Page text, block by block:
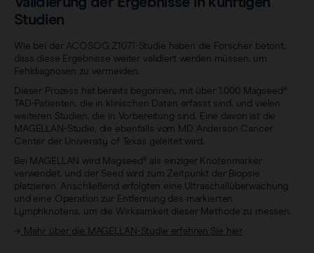
Validierung der Ergebnisse in künftigen
Studien
Wie bei der ACOSOG Z1071-Studie haben die Forscher betont,
dass diese Ergebnisse weiter validiert werden müssen, um
Fehldiagnosen zu vermeiden.
Dieser Prozess hat bereits begonnen, mit über 1.000 Magseed®
TAD-Patienten, die in klinischen Daten erfasst sind, und vielen
weiteren Studien, die in Vorbereitung sind. Eine davon ist die
MAGELLAN-Studie, die ebenfalls vom MD Anderson Cancer
Center der University of Texas geleitet wird.
Bei MAGELLAN wird Magseed® als einziger Knotenmarker
verwendet, und der Seed wird zum Zeitpunkt der Biopsie
platzieren. Anschließend erfolgten eine Ultraschallüberwachung
und eine Operation zur Entfernung des markierten
Lymphknotens, um die Wirksamkeit dieser Methode zu messen.
→ Mehr über die MAGELLAN-Studie erfahren Sie hier